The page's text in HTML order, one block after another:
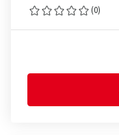
(0)